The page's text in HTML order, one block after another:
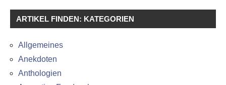
ARTIKEL FINDEN: KATEGORIEN
Allgemeines
Anekdoten
Anthologien